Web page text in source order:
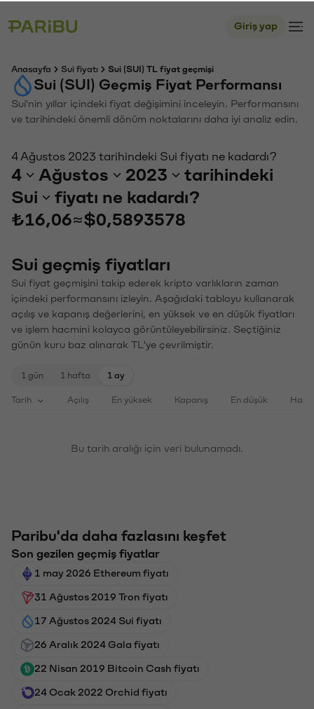
Giriş yap
Anasayfa Sui fiyatı Sui (SUI) TL fiyat geçmişi
Sui (SUI) Geçmiş Fiyat Performansı
Sui'nin yıllar içindeki fiyat değişimini inceleyin. Performansını
ve tarihindeki önemli dönüm noktalarını daha iyi analiz edin.
4 Ağustos 2023 tarihindeki Sui fiyatı ne kadardı?
4 Ağustos 2023
tarihindeki
Sui
fiyatı ne kadardı?
₺16,06≈$0,5893578
Sui geçmiş fiyatları
Sui fiyat geçmişini takip ederek kripto varlıkların zaman
içindeki performansını izleyin. Aşağıdaki tabloyu kullanarak
açılış ve kapanış değerlerini, en yüksek ve en düşük fiyatları
ve işlem hacmini kolayca görüntüleyebilirsiniz. Seçtiğiniz
günün kuru baz alınarak TL'ye çevrilmiştir.
1 gün 1 hafta 1 ay
Tarih Açılış En yüksek Kapanış En düşük
Bu tarih aralığı için veri bulunamadı.
Paribu'da daha fazlasını keşfet
Son gezilen geçmiş fiyatlar
1 may 2026 Ethereum fiyatı
31 Ağustos 2019 Tron fiyatı
17 Ağustos 2024 Sui fiyatı
26 Aralık 2024 Gala fiyatı
22 Nisan 2019 Bitcoin Cash fiyatı
24 Ocak 2022 Orchid fiyatı